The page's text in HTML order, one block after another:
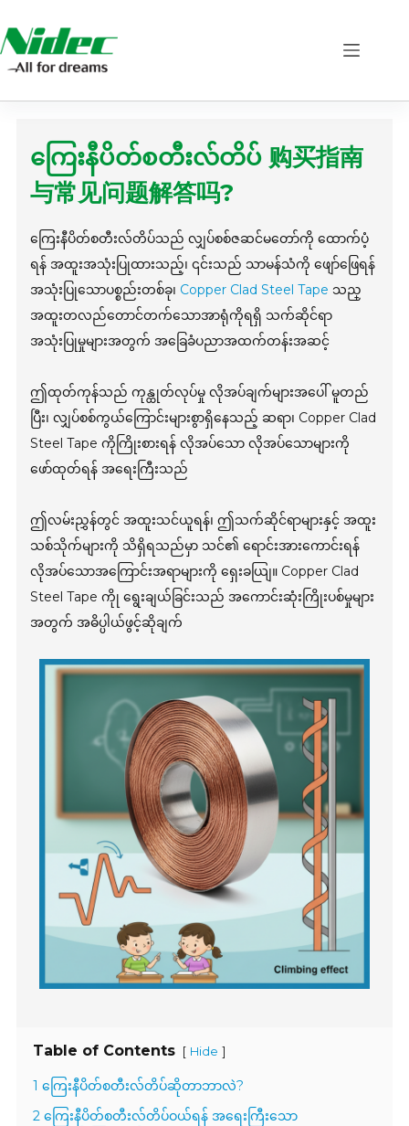
to
content
ကြေးနီပိတ်စတီးလ်တိပ် 购买指南
与常见问题解答吗?
ကြေးနီပိတ်စတီးလ်တိပ်သည် လျှပ်စစ်ဇဆင်မတော်ကို ထောက်ပံ့
ရန် အထူးအသုံးပြုထားသည့်၊ ၎င်းသည် သာမန်သံကို ဖျော်ဖြေရန်
အသုံးပြုသောပစ္စည်းတစ်ခု၊ Copper Clad Steel Tape သည္
အထူးတလည်တောင်တက်သောအာရုံကိုရရှိ သက်ဆိုင်ရာ
အသုံးပြုမှုများအတွက် အခြေခံပညာအထက်တန်းအဆင့်
ဤထုတ်ကုန်သည် ကုန္ထုတ်လုပ်မှု လိုအပ်ချက်များအပေါ် မူတည်
ပြီး၊ လျှပ်စစ်ကွယ်ကြောင်းများစွာရှိနေသည့် ဆရာ၊ Copper Clad
Steel Tape ကိုကြိုးစားရန် လိုအပ်သော လိုအပ်သောများကို
ဖော်ထုတ်ရန် အရေးကြီးသည်
ဤလမ်းညွှန်တွင် အထူးသင်ယူရန်၊ ဤသက်ဆိုင်ရာများနှင့် အထူး
သစ်သိုက်များကို သိရှိရသည်မှာ သင်၏ ရောင်းအားကောင်းရန်
လိုအပ်သောအကြောင်းအရာများကို ရှေးခယျြ။ Copper Clad
Steel Tape ကိုု ရွေးချယ်ခြင်းသည် အကောင်းဆုံးကြိုးပစ်မှုများ
အတွက် အဓိပ္ပါယ်ဖွင့်ဆိုချက်
Table of Contents [ Hide ]
1 ကြေးနီပိတ်စတီးလ်တိပ်ဆိုတာဘာလဲ?
2 ကြေးနီပိတ်စတီးလ်တိပ်ဝယ်ရန် အရေးကြီးသော